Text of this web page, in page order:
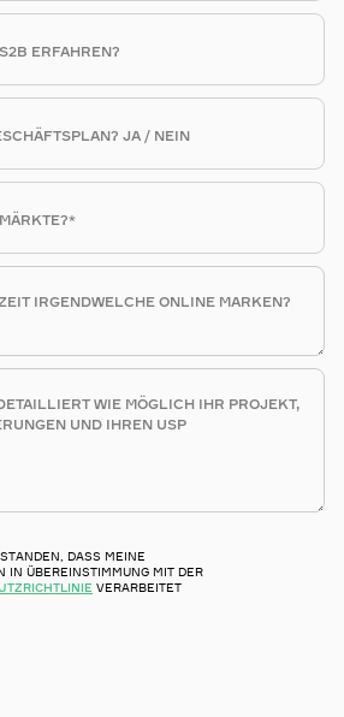
DASS MEINE
IN ÜBEREINSTIMMUNG MIT DER
VERARBEITET